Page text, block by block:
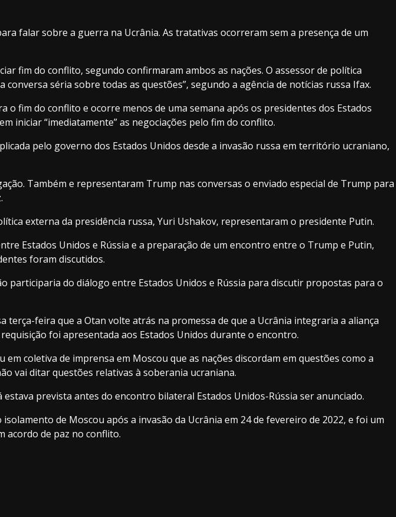
falar sobre a guerra na Ucrânia. As tratativas ocorreram sem a presença de um
fim do conflito, segundo confirmaram ambos as nações. O assessor de política
séria sobre todas as questões”, segundo a agência de notícias russa Ifax.
fim do conflito e ocorre menos de uma semana após os presidentes dos Estados
iniciar “imediatamente” as negociações pelo fim do conflito.
pelo governo dos Estados Unidos desde a invasão russa em território ucraniano,
Também e representaram Trump nas conversas o enviado especial de Trump para
externa da presidência russa, Yuri Ushakov, representaram o presidente Putin.
Estados Unidos e Rússia e a preparação de um encontro entre o Trump e Putin,
foram discutidos.
participaria do diálogo entre Estados Unidos e Rússia para discutir propostas para o
feira que a Otan volte atrás na promessa de que a Ucrânia integraria a aliança
foi apresentada aos Estados Unidos durante o encontro.
coletiva de imprensa em Moscou que as nações discordam em questões como a
vai ditar questões relativas à soberania ucraniana.
prevista antes do encontro bilateral Estados Unidos-Rússia ser anunciado.
de Moscou após a invasão da Ucrânia em 24 de fevereiro de 2022, e foi um
acordo de paz no conflito.